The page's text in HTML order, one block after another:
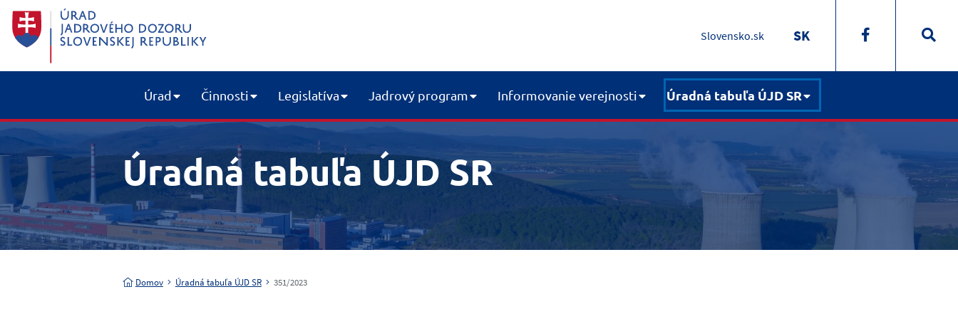
Slovensko.sk SK
Úrad Činnosti Legislatíva Jadrový program Informovanie verejnosti Úradná tabuľa ÚJD SR
Úradná tabuľa ÚJD SR
Domov Úradná tabuľa ÚJD SR 351/2023